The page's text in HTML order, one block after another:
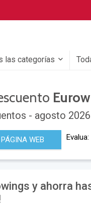
las categorías
- agosto 2026
WEB Evalua:
y ahorra